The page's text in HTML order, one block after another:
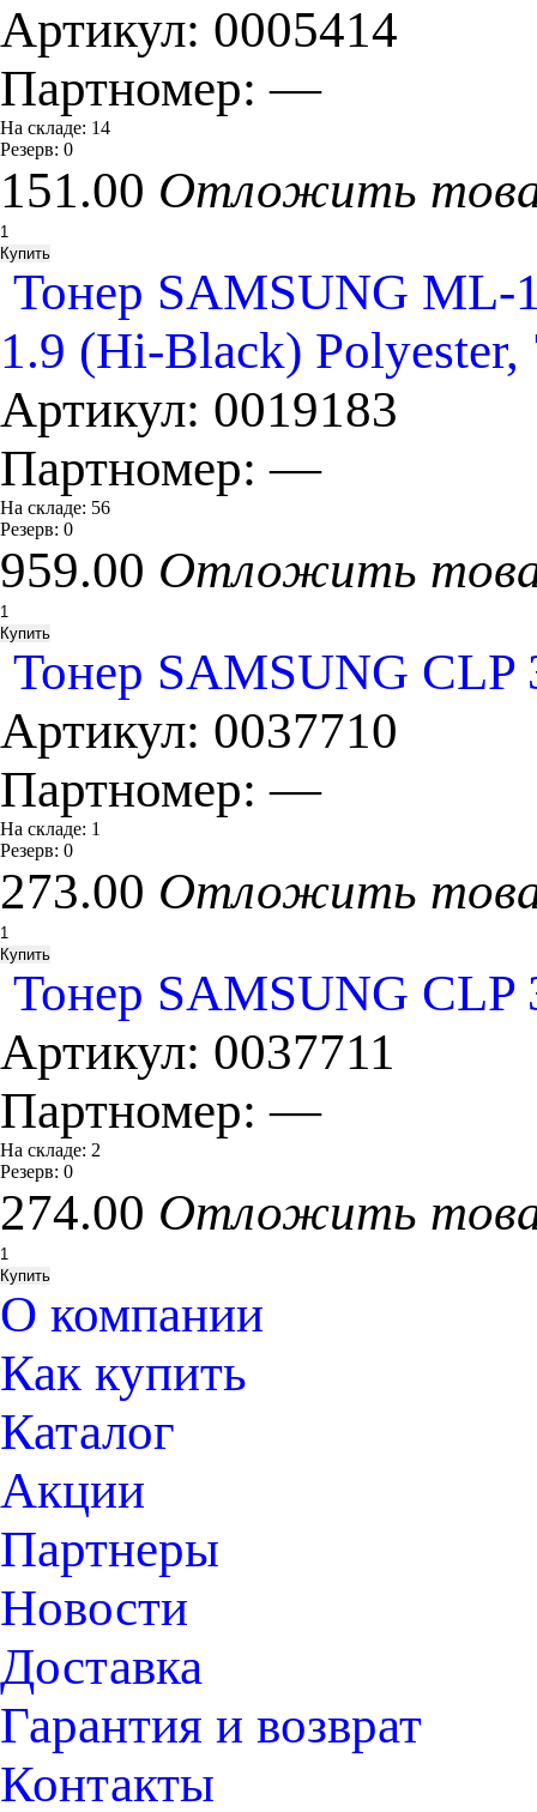
Артикул: 0005414
Партномер:—
На складе: 14
Резерв: 0
151.00 Отложить
Тонер SAMSUNG ML-
1.9 (Hi-Black) Polyester,
Артикул: 0019183
Партномер:—
На складе: 56
Резерв: 0
959.00 Отложить
Тонер SAMSUNG CLP
Артикул: 0037710
Партномер:—
На складе: 1
Резерв: 0
273.00 Отложить
Тонер SAMSUNG CLP
Артикул: 0037711
Партномер:—
На складе: 2
Резерв: 0
274.00 Отложить
О компании
Как купить
Каталог
Акции
Партнеры
Новости
Доставка
Гарантия и возврат
Контакты